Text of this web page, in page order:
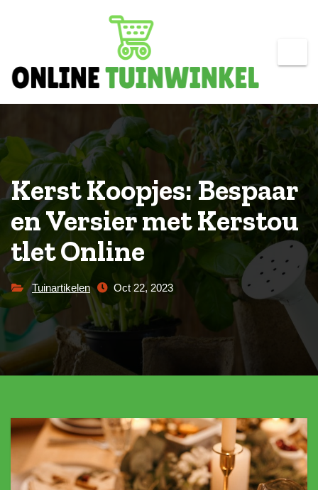
Kerst Koopjes: Bespaar
en Versier met Kerstou
tlet Online
Tuinartikelen Oct 22, 2023